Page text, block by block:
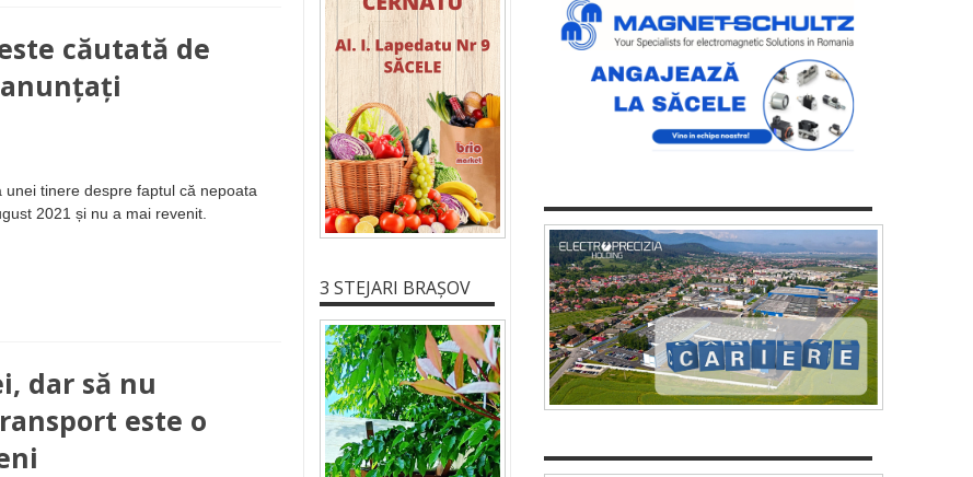
căutată de
anunțați
tinere despre faptul că nepoata
2021 și nu a mai revenit.
dar să nu
este o
3 STEJARI BRAȘOV